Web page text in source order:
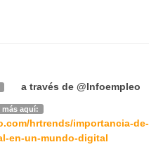
a través de @Infoempleo
más aquí:
hrtrends/importancia-de-
en-un-mundo-digital